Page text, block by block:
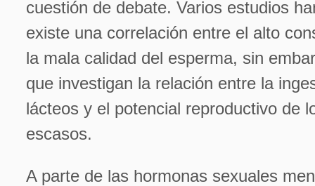
cuestión de debate. Varios estudios
existe una correlación entre el alto
la mala calidad del esperma, sin
que investigan la relación entre la
lácteos y el potencial reproductivo de
escasos.
A parte de las hormonas sexuales